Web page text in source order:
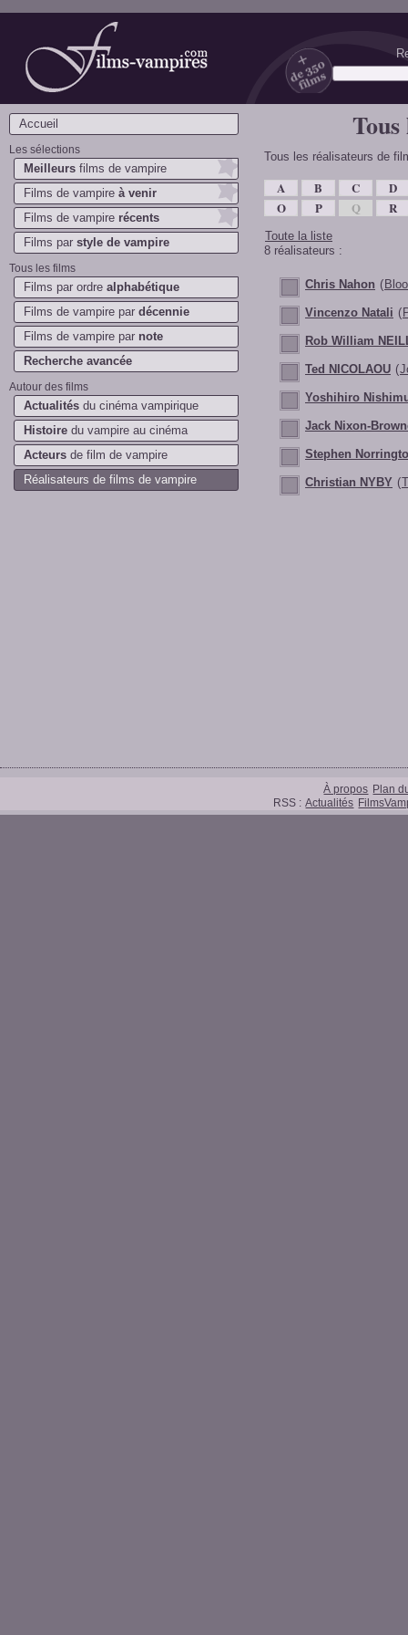
Films-vampires.com
Accueil
Les sélections
Meilleurs films de vampire
Films de vampire à venir
Films de vampire récents
Films par style de vampire
Tous les films
Films par ordre alphabétique
Films de vampire par décennie
Films de vampire par note
Recherche avancée
Autour des films
Actualités du cinéma vampirique
Histoire du vampire au cinéma
Acteurs de film de vampire
Réalisateurs de films de vampire
Tous les réalisateurs de
A B C
D
O
P Q R
Toute la liste
8 réalisateurs :
Chris Nahon (
Vincenzo Natali (
Rob William
Ted NICOLAOU (
Yoshihiro
Jack Nixon-
Stephen
Christian NYBY (
À propos Plan
RSS : Actualités